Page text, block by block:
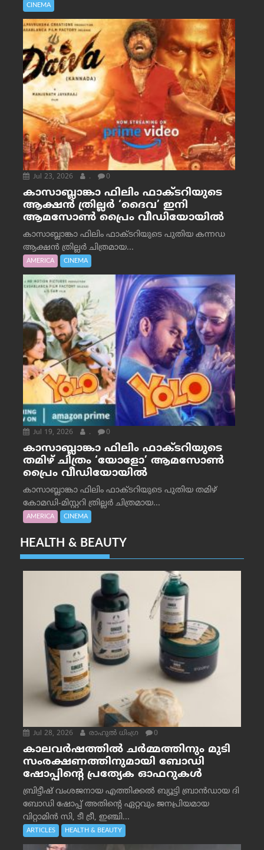
CINEMA
Jul 23, 2026 . 0
കാസാബ്ലാങ്കാ ഫിലിം ഫാക്ടറിയുടെ
ആക്ഷൻ ത്രില്ലർ ‘ദൈവ’ ഇനി
ആമസോൺ പ്രൈം വീഡിയോയിൽ
കാസാബ്ലാങ്കാ ഫിലിം ഫാക്ടറിയുടെ പുതിയ കന്നഡ
ആക്ഷൻ ത്രില്ലർ ചിത്രമായ...
AMERICA CINEMA
Jul 19, 2026 . 0
കാസാബ്ലാങ്കാ ഫിലിം ഫാക്ടറിയുടെ
തമിഴ് ചിത്രം ‘യോളോ’ ആമസോൺ
പ്രൈം വീഡിയോയിൽ
കാസാബ്ലാങ്കാ ഫിലിം ഫാക്ടറിയുടെ പുതിയ തമിഴ്
കോമഡി-മിസ്റ്ററി ത്രില്ലർ ചിത്രമായ...
AMERICA CINEMA
HEALTH & BEAUTY
Jul 28, 2026 രാഹുല്‍ ധിംഗ്ര 0
കാലവർഷത്തിൽ ചർമ്മത്തിനും മുടി
സംരക്ഷണത്തിനുമായി ബോഡി
ഷോപ്പിന്റെ പ്രത്യേക ഓഫറുകൾ
ബ്രിട്ടീഷ് വംശജനായ എത്തിക്കൽ ബ്യൂട്ടി ബ്രാൻഡായ ദി
ബോഡി ഷോപ്പ് അതിന്റെ ഏറ്റവും ജനപ്രിയമായ
വിറ്റാമിൻ സി, ടീ ട്രീ, ഇഞ്ചി...
ARTICLES HEALTH & BEAUTY